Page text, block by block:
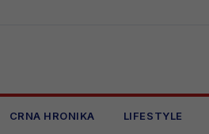
CRNA HRONIKA LIFESTYLE